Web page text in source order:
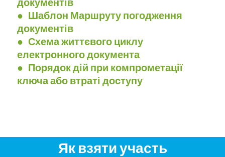
● Шаблон Маршруту погодження
документів
● Схема життєвого циклу
електронного документа
● Порядок дій при компрометації
ключа або втраті доступу
Як взяти участь